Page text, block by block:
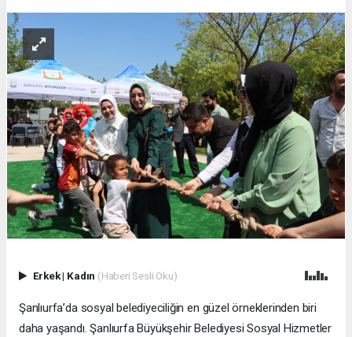
Erkek| Kadın (Haberi Sesli Oku)
Şanlıurfa’da sosyal belediyeciliğin en güzel örneklerinden biri
daha yaşandı. Şanlıurfa Büyükşehir Belediyesi Sosyal Hizmetler